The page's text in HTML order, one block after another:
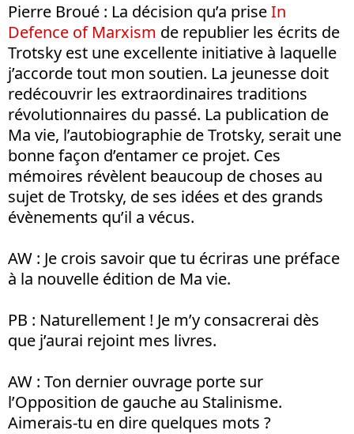
Pierre Broué : La décision qu’a priseIn
Defence of Marxism de republier les écrits de
Trotsky est une excellente initiative à laquelle
j’accorde tout mon soutien. La jeunesse doit
redécouvrir les extraordinaires traditions
révolutionnaires du passé. La publication de
Ma vie, l’autobiographie de Trotsky, serait une
bonne façon d’entamer ce projet. Ces
mémoires révèlent beaucoup de choses au
sujet de Trotsky, de ses idées et des grands
évènements qu’il a vécus.
AW : Je crois savoir que tu écriras une préface
à la nouvelle édition de Ma vie.
PB : Naturellement ! Je m’y consacrerai dès
que j’aurai rejoint mes livres.
AW : Ton dernier ouvrage porte sur
l’Opposition de gauche au Stalinisme.
Aimerais-tu en dire quelques mots ?